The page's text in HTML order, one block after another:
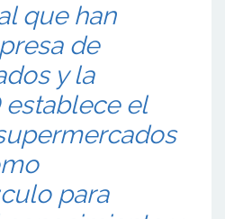
que han
de
y la
establece el
para